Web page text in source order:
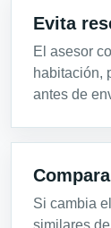
Evita
El asesor
habitación,
antes de
Si cambia